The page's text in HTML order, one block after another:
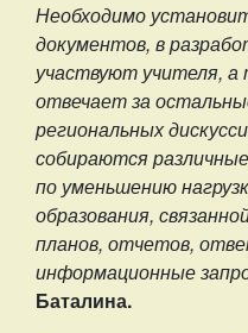
Необходимо
документов, в
участвуют учителя,
отвечает за
региональных
собираются
по уменьшению
образования,
планов, отчетов,
информационные
Баталина.